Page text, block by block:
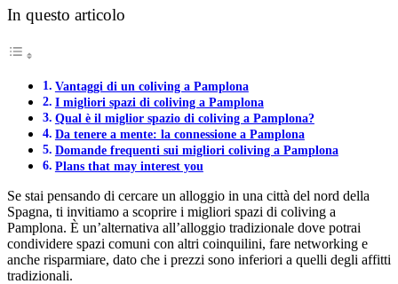
In questo articolo
Vantaggi di un coliving a Pamplona
I migliori spazi di coliving a Pamplona
Qual è il miglior spazio di coliving a Pamplona?
Da tenere a mente: la connessione a Pamplona
Domande frequenti sui migliori coliving a Pamplona
Plans that may interest you
Se stai pensando di cercare un alloggio in una città del nord della
Spagna, ti invitiamo a scoprire i migliori spazi di coliving a
Pamplona. È un’alternativa all’alloggio tradizionale dove potrai
condividere spazi comuni con altri coinquilini, fare networking e
anche risparmiare, dato che i prezzi sono inferiori a quelli degli affitti
tradizionali.